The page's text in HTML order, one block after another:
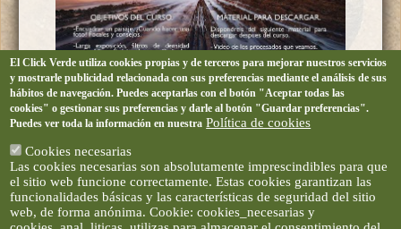
El Click Verde utiliza cookies propias y de terceros para mejorar nuestros servicios
y mostrarle publicidad relacionada con sus preferencias mediante el análisis de sus
hábitos de navegación. Puedes aceptarlas con el botón "Aceptar todas las
cookies" o gestionar sus preferencias y darle al botón "Guardar preferencias".
Puedes ver toda la información en nuestra Política de cookies
Cookies necesarias
Las cookies necesarias son absolutamente imprescindibles para que
el sitio web funcione correctamente. Estas cookies garantizan las
funcionalidades básicas y las características de seguridad del sitio
web, de forma anónima. Cookie: cookies_necesarias y